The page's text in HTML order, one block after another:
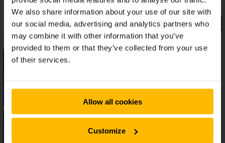
We also share information about your use of our site with
our social media, advertising and analytics partners who
may combine it with other information that you’ve
provided to them or that they’ve collected from your use
of their services.
Allow all cookies
Customize